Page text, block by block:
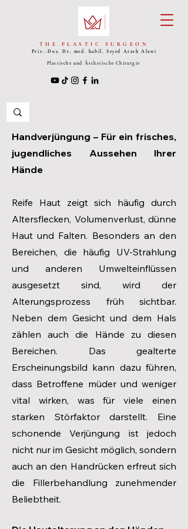
THE PLASTIC SURGEON
Priv.-Doz. Dr. med. habil. Seyed Arash Alawi
Plastische und Ästhetische Chirurgie
Handverjüngung – Für ein frisches,
jugendliches Aussehen Ihrer
Hände
Reife Haut zeigt sich häufig durch
Altersflecken, Volumenverlust, dünne
Haut und Falten. Besonders an den
Bereichen, die häufig UV-Strahlung
und anderen Umwelteinflüssen
ausgesetzt sind, wird der
Alterungsprozess früh sichtbar.
Neben dem Gesicht und dem Hals
zählen auch die Hände zu diesen
Bereichen. Das gealterte
Erscheinungsbild kann dazu führen,
dass Betroffene müder und weniger
vital wirken, was für viele einen
starken Störfaktor darstellt. Eine
schonende Verjüngung ist jedoch
nicht nur im Gesicht möglich, sondern
auch an den Handrücken erfreut sich
die Fillerbehandlung zunehmender
Beliebtheit.